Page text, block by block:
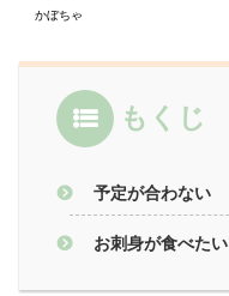
かぼちゃ
もくじ
予定が合わない
お刺身が食べたい